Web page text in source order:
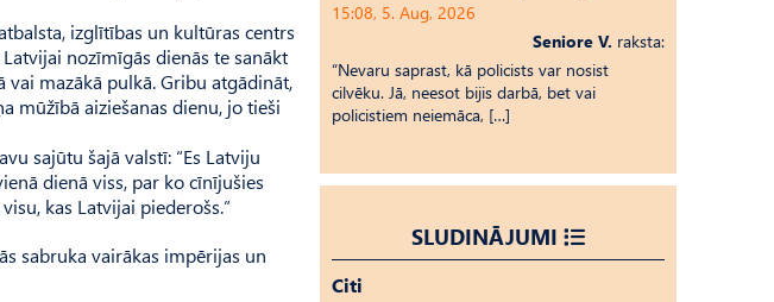
izglītības un kultūras centrs
nozīmīgās dienās te sanākt
vai mazākā pulkā. Gribu atgādināt,
mūžībā aiziešanas dienu, jo tieši
sajūtu šajā valstī: “Es Latviju
dienā viss, par ko cīnījušies
kas Latvijai piederošs.”
sabruka vairākas impērijas un
15:08, 5. Aug, 2026
Seniore V. raksta:
“Nevaru saprast, kā policists var nosist
cilvēku. Jā, neesot bijis darbā, bet vai
policistiem neiemāca, […]
SLUDINĀJUMI
Citi